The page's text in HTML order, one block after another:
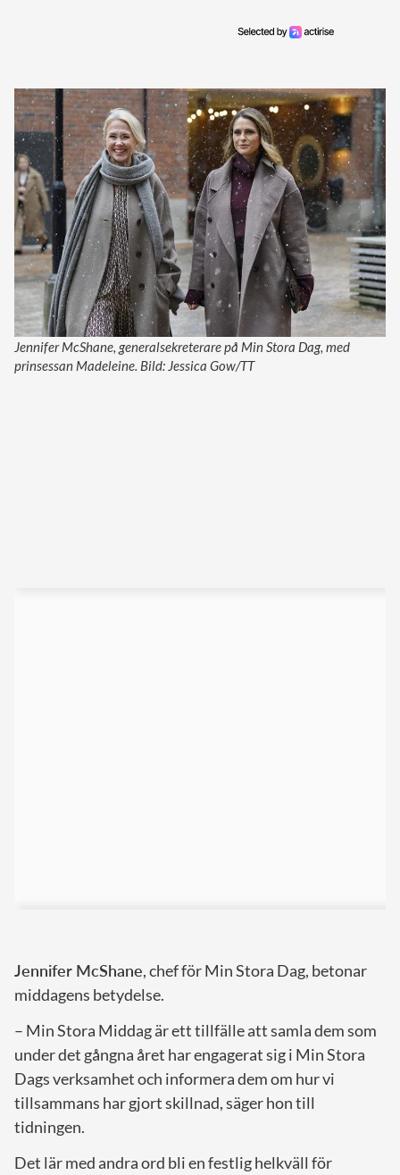
Jennifer McShane, generalsekreterare på Min Stora Dag, med
prinsessan Madeleine. Bild: Jessica Gow/TT
Jennifer McShane, chef för Min Stora Dag, betonar
middagens betydelse.
– Min Stora Middag är ett tillfälle att samla dem som
under det gångna året har engagerat sig i Min Stora
Dags verksamhet och informera dem om hur vi
tillsammans har gjort skillnad, säger hon till
tidningen.
Det lär med andra ord bli en festlig helkväll för